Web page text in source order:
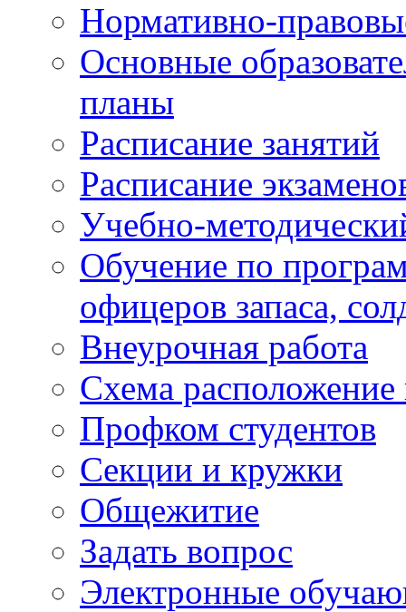
Нормативно-
Основные
планы
Расписание занятий
Расписание
Учебно-
Обучение по
офицеров запаса,
Внеурочная работа
Схема расположение
Профком студентов
Секции и кружки
Общежитие
Задать вопрос
Электронные